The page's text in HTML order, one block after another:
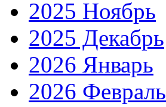
2025 Ноябрь
2025 Декабрь
2026 Январь
2026 Февраль